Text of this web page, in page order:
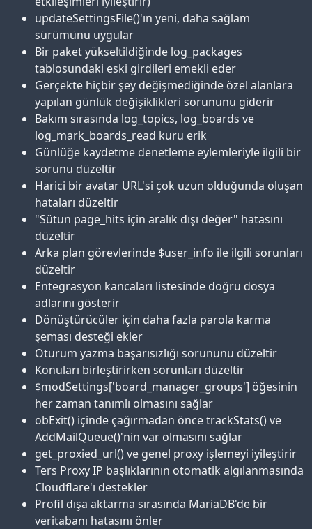
updateSettingsFile()'ın yeni, daha sağlam
sürümünü uygular
Bir paket yükseltildiğinde log_packages
tablosundaki eski girdileri emekli eder
Gerçekte hiçbir şey değişmediğinde özel alanlara
yapılan günlük değişiklikleri sorununu giderir
Bakım sırasında log_topics, log_boards ve
log_mark_boards_read kuru erik
Günlüğe kaydetme denetleme eylemleriyle ilgili bir
sorunu düzeltir
Harici bir avatar URL'si çok uzun olduğunda oluşan
hataları düzeltir
"Sütun page_hits için aralık dışı değer" hatasını
düzeltir
Arka plan görevlerinde $user_info ile ilgili sorunları
düzeltir
Entegrasyon kancaları listesinde doğru dosya
adlarını gösterir
Dönüştürücüler için daha fazla parola karma
şeması desteği ekler
Oturum yazma başarısızlığı sorununu düzeltir
Konuları birleştirirken sorunları düzeltir
$modSettings['board_manager_groups'] öğesinin
her zaman tanımlı olmasını sağlar
obExit() içinde çağırmadan önce trackStats() ve
AddMailQueue()'nin var olmasını sağlar
get_proxied_url() ve genel proxy işlemeyi iyileştirir
Ters Proxy IP başlıklarının otomatik algılanmasında
Cloudflare'ı destekler
Profil dışa aktarma sırasında MariaDB'de bir
veritabanı hatasını önler